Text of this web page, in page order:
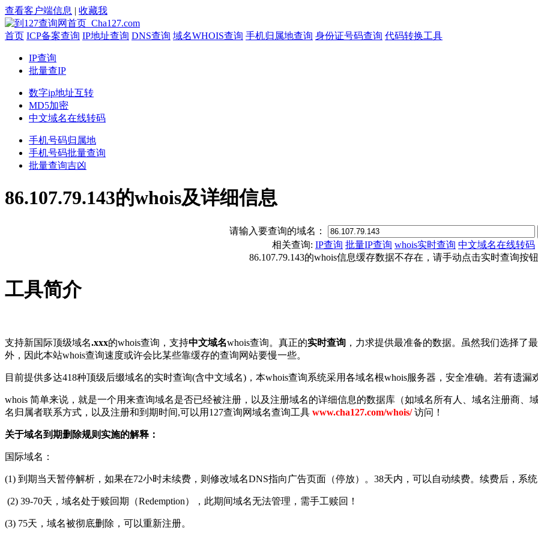
查看客户端信息 | 收藏我
首页 ICP备案查询 IP地址查询 DNS查询 域名WHOIS查询 手机归属地查询 身份证号码查询 代码转换工具
IP查询
批量查IP
数字ip地址互转
MD5加密
中文域名在线转码
手机号码归属地
手机号码批量查询
批量查询吉凶
86.107.79.143的whois及详细信息
请输入要查询的域名：
相关查询: IP查询 批量IP查询 whois实时查询 中文域名在线转码
86.107.79.143的whois信息缓存数据不存在，请手动点击实时查询按
工具简介
支持新国际顶级域名.xxx的whois查询，支持中文域名whois查询。真正的实时查询 ，力求提供最准备的数据。虽然我们选择了
外，因此本站whois查询速度或许会比某些靠缓存的查询网站要慢一些。
目前提供多达418种顶级后缀域名的实时查询(含中文域名)，本whois查询系统采用各域名根whois服务器，安全准确。若有遗漏
whois 简单来说，就是一个用来查询域名是否已经被注册，以及注册域名的详细信息的数据库（如域名所有人、域名注册商、
名归属者联系方式，以及注册和到期时间,可以用127查询网域名查询工具 www.cha127.com/whois/访问！
关于域名到期删除规则实施的解释：
国际域名：
(1) 到期当天暂停解析，如果在72小时未续费，则修改域名DNS指向广告页面（停放）。38天内，可以自动续费。续费后，系
(2) 39-70天，域名处于赎回期（Redemption），此期间域名无法管理，需手工赎回！
(3) 75天，域名被彻底删除，可以重新注册。